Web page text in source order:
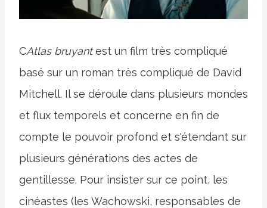
CAtlas bruyantest un film très compliqué
basé sur un roman très compliqué de David
Mitchell. Il se déroule dans plusieurs mondes
et flux temporels et concerne en fin de
compte le pouvoir profond et s'étendant sur
plusieurs générations des actes de
gentillesse. Pour insister sur ce point, les
cinéastes (les Wachowski, responsables de